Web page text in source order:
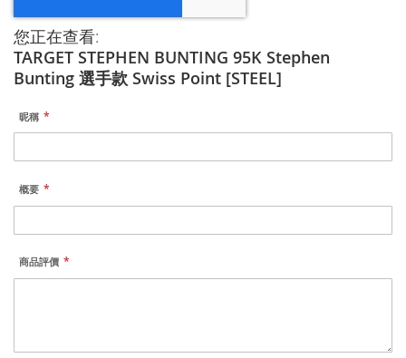
您正在查看:
TARGET STEPHEN BUNTING 95K Stephen
Bunting 選手款 Swiss Point [STEEL]
昵稱
概要
商品評價